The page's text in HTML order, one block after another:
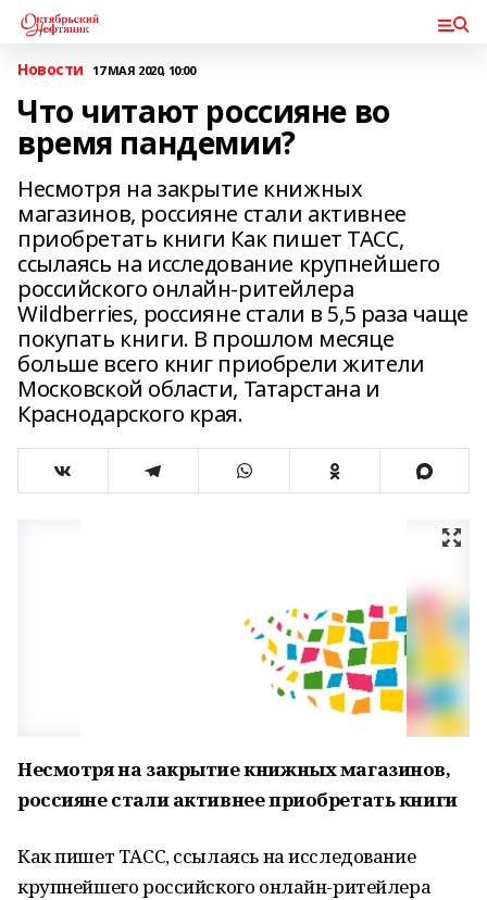
Новости 17 МАЯ 2020, 10:00
Что читают россияне во
время пандемии?
Несмотря на закрытие книжных
магазинов, россияне стали активнее
приобретать книги Как пишет ТАСС,
ссылаясь на исследование крупнейшего
российского онлайн-ритейлера
Wildberries, россияне стали в 5,5 раза чаще
покупать книги. В прошлом месяце
больше всего книг приобрели жители
Московской области, Татарстана и
Краснодарского края.
Несмотря на закрытие книжных магазинов,
россияне стали активнее приобретать книги
Как пишет ТАСС, ссылаясь на исследование
крупнейшего российского онлайн-ритейлера